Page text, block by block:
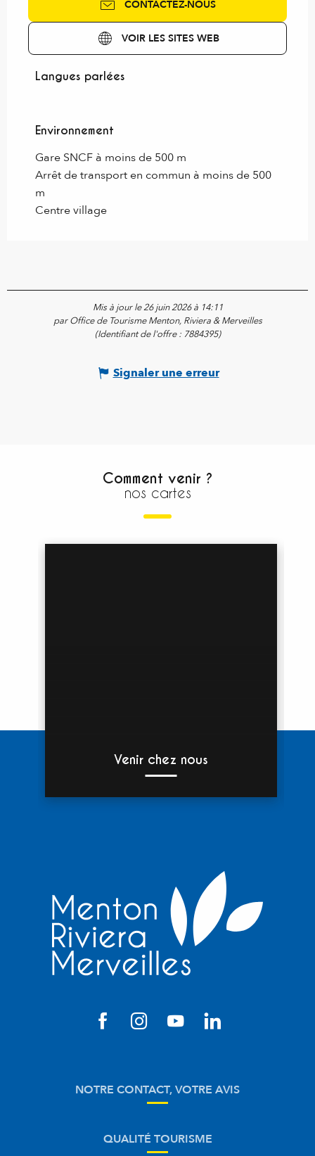
CONTACTEZ-NOUS
VOIR LES SITES WEB
Langues parlées
Langues parlées
Environnement
Environnement
Gare SNCF à moins de 500 m
Arrêt de transport en commun à moins de 500
m
Centre village
Mis à jour le 26 juin 2026 à 14:11
par Office de Tourisme Menton, Riviera & Merveilles
(Identifiant de l'offre : 7884395)
Signaler une erreur
Comment venir ?
nos cartes
Venir chez nous
NOTRE CONTACT, VOTRE AVIS
QUALITÉ TOURISME